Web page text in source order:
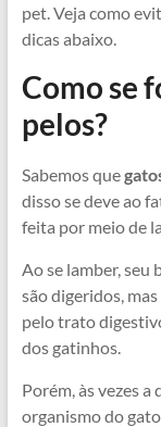
pet. Veja como
dicas abaixo.
Como se
pelos?
Sabemos que
disso se deve ao
feita por meio de
Ao se lamber, seu
são digeridos,
pelo trato
dos gatinhos.
Porém, às vezes
organismo do